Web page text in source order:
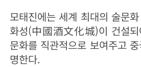
모태진에는 세계 최대의 술문
화성(中國酒文化城)이 건설되
문화를 직관적으로 보여주고
명한다.